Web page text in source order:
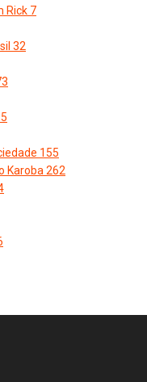
Rick 7
32
155
Karoba 262